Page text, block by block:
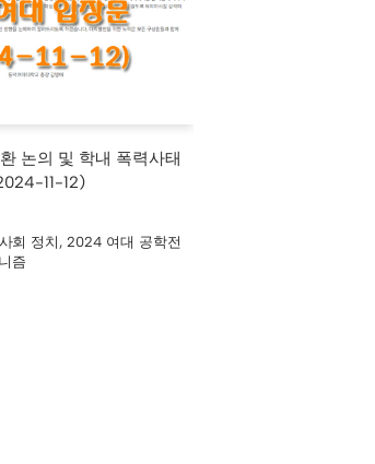
논의 및 학내 폭력사태
11-12)
회 정치 , 2024 여대 공학전
즘